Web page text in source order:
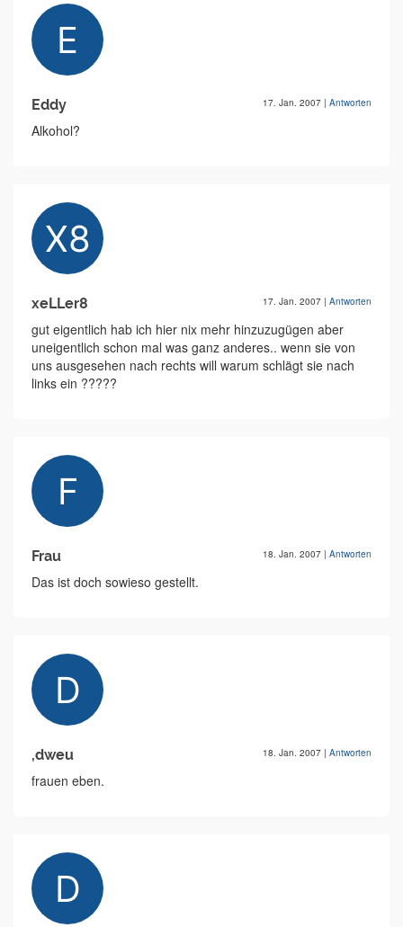
Eddy 17. Jan. 2007 | Antworten
Alkohol?
xeLLer8 17. Jan. 2007 | Antworten
gut eigentlich hab ich hier nix mehr hinzuzugügen aber
uneigentlich schon mal was ganz anderes.. wenn sie von
uns ausgesehen nach rechts will warum schlägt sie nach
links ein ?????
Frau 18. Jan. 2007 | Antworten
Das ist doch sowieso gestellt.
,dweu 18. Jan. 2007 | Antworten
frauen eben.